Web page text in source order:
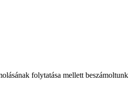
folytatása mellett beszámoltunk